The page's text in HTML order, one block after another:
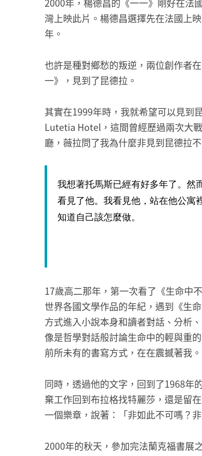
2000年，楊德昌的《一一》剛好在法
灣上映此片。楊德昌選擇先在法國上
年。
也許是種對鄉愁的叛逆，兩位創作者
一》，見到了昆德拉。
其實在1999年時，我就希望可以見到
Lutetia Hotel，這間曾經歷過兩次大
廳，薇拉問了我為什麼非見到昆德拉
我想著托馬斯已經有好多年了。然
看見了他。我看見他，站在他公寓
知道自己該怎麼做。
17歲高二那年，第一次看了《生命中
世界各國文學作品的年紀，遇到《生
方式進入小說本身和讀者對話、分析
像是哲學對話般討論生命中的輕與重
前所未有的書寫方式，在在震撼著我。
同時，透過他的文字，回到了1968年
棄工作回到布拉格找特麗莎，還是留
一個樂章，說著：「非如此不可嗎？
2000年的秋天，參加完法蘭克福書展